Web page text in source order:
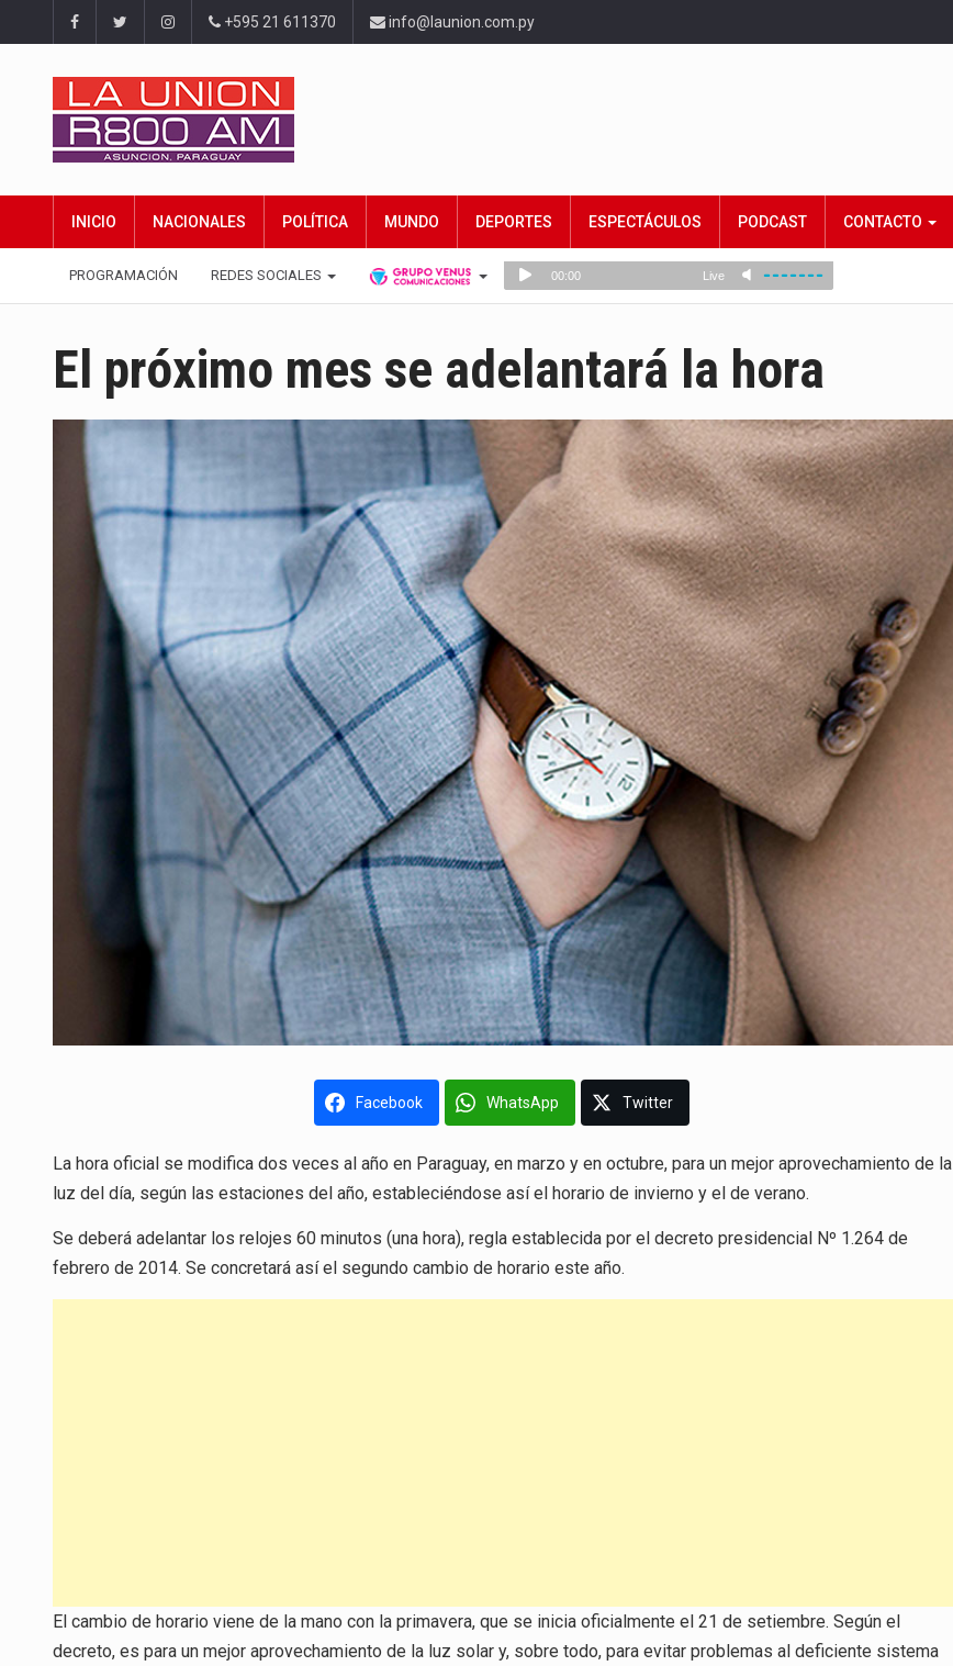
+595 21 611370 info@launion.com.py
INICIO NACIONALES POLÍTICA MUNDO DEPORTES ESPECTÁCULOS PODCAST CONTACTO
PROGRAMACIÓN REDES SOCIALES
El próximo mes se adelantará la hora
Facebook WhatsApp Twitter
La hora oficial se modifica dos veces al año en Paraguay, en marzo y en octubre, para un mejor aprovechamiento de la
luz del día, según las estaciones del año, estableciéndose así el horario de invierno y el de verano.
Se deberá adelantar los relojes 60 minutos (una hora), regla establecida por el decreto presidencial Nº 1.264 de
febrero de 2014. Se concretará así el segundo cambio de horario este año.
El cambio de horario viene de la mano con la primavera, que se inicia oficialmente el 21 de setiembre. Según el
decreto, es para un mejor aprovechamiento de la luz solar y, sobre todo, para evitar problemas al deficiente sistema